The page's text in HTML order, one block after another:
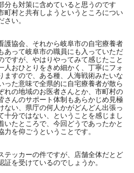
も対策に含めていると思うのです
町村と共有しようというところについ
い。
協会、それから岐阜市の自宅療養者
あって岐阜市の職員にも入っていただ
ですが、やはりやってみて感じたこと
人おひとりをきめ細かく、丁寧にフォ
ますので、ある種、人海戦術みたいな
った意味で全県的に自宅療養者が散ら
れの地域のお医者さんとか、市町村の
さんのサポート体制もあらかじめ見極
ない、県庁の何人かがどんどん出張っ
十分ではない、ということを感じまし
いたところで、今回どうであったかと
を仰ごうということです。
ッカーの件ですが、店舗全体だとど
を受けているのでしょうか。